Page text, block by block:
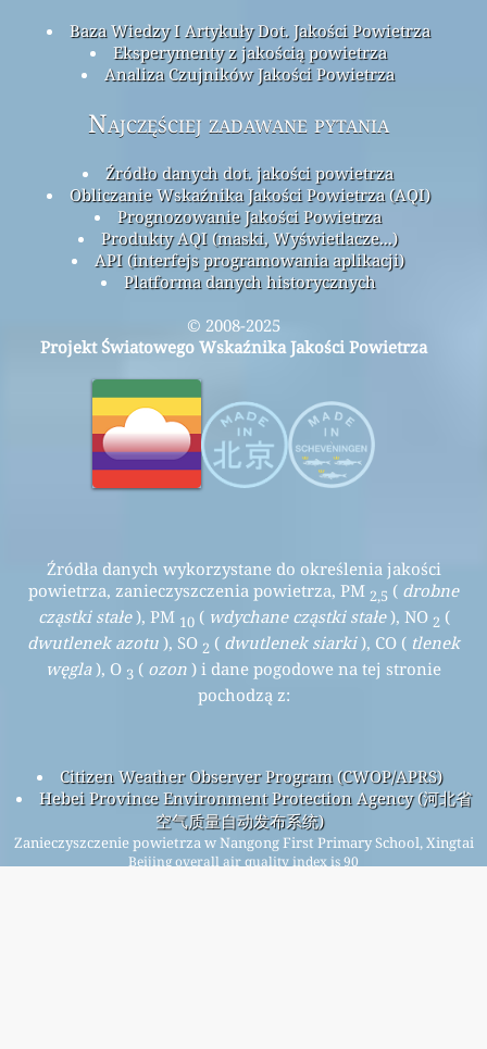
Baza Wiedzy I Artykuły Dot. Jakości Powietrza
Eksperymenty z jakością powietrza
Analiza Czujników Jakości Powietrza
Najczęściej zadawane pytania
Źródło danych dot. jakości powietrza
Obliczanie Wskaźnika Jakości Powietrza (AQI)
Prognozowanie Jakości Powietrza
Produkty AQI (maski, Wyświetlacze...)
API (interfejs programowania aplikacji)
Platforma danych historycznych
© 2008-2025
Projekt Światowego Wskaźnika Jakości Powietrza
Źródła danych wykorzystane do określenia jakości
powietrza, zanieczyszczenia powietrza, PM 2,5 ( drobne
cząstki stałe), PM 10( wdychane cząstki stałe), NO 2 (
dwutlenek azotu ), SO 2 ( dwutlenek siarki), CO ( tlenek
węgla), O 3 ( ozon ) i dane pogodowe na tej stronie
pochodzą z:
Citizen Weather Observer Program (CWOP/APRS)
Hebei Province Environment Protection Agency (河北省
空气质量自动发布系统)
Zanieczyszczenie powietrza w Nangong First Primary School, Xingtai
Beijing overall air quality index is 90